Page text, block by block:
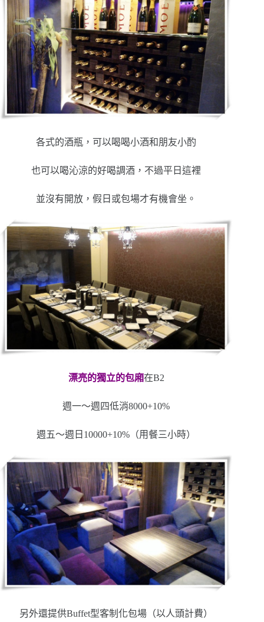
各式的酒瓶，可以喝喝小酒和朋友小酌
也可以喝沁涼的好喝調酒，不過平日這裡
並沒有開放，假日或包場才有機會坐。
漂亮的獨立的包廂在B2
週一～週四低消8000+10%
週五～週日10000+10%（用餐三小時）
另外還提供Buffet型客制化包場（以人頭計費）